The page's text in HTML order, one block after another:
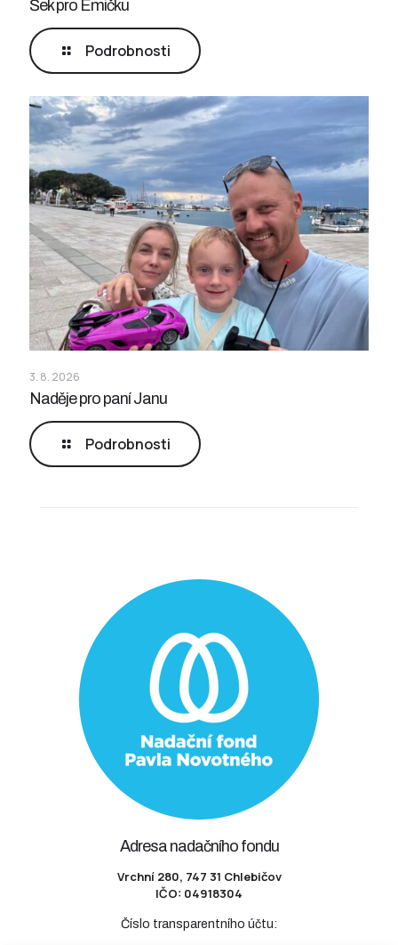
Šek pro Emičku
Podrobnosti
3. 8. 2026
Naděje pro paní Janu
Podrobnosti
Adresa nadačního fondu
Vrchní 280, 747 31 Chlebičov
IČO: 04918304
Číslo transparentního účtu: